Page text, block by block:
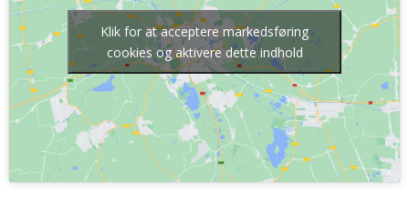
Klik for at acceptere markedsføring
cookies og aktivere dette indhold